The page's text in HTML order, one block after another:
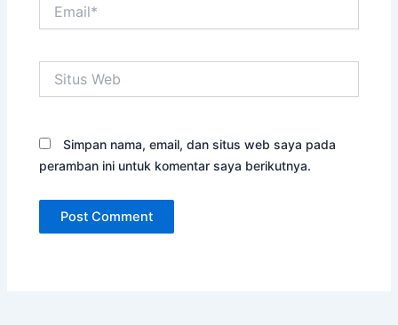
Web
Simpan nama, email, dan situs web saya pada
peramban ini untuk komentar saya berikutnya.